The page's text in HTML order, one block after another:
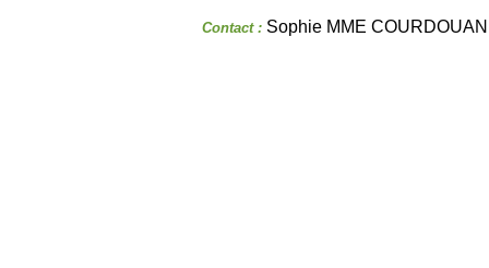
Contact : Sophie MME COURDOUAN